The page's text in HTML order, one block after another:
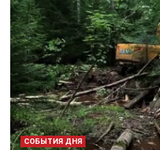
СОБЫТИЯ ДНЯ